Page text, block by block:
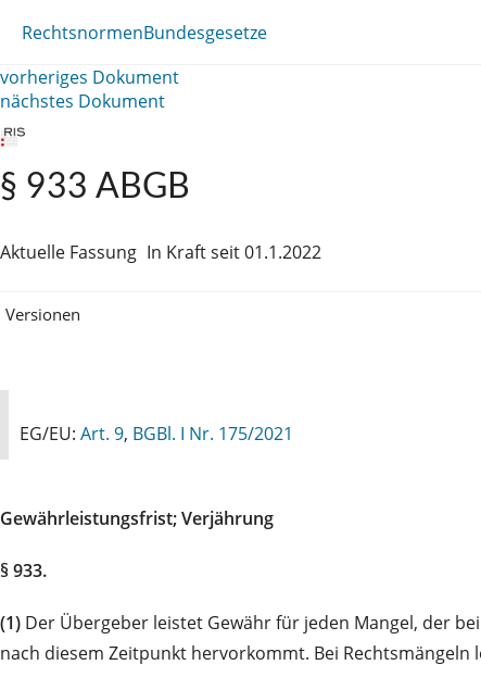
RechtsnormenBundesgesetze
vorheriges Dokument
nächstes Dokument
§ 933 ABGB
Aktuelle Fassung In Kraft seit 01.1.2022
Versionen
EG/EU: Art. 9, BGBl. I Nr. 175/2021
Gewährleistungsfrist; Verjährung
§ 933.
(1) Der Übergeber leistet Gewähr für jeden Mangel, der
nach diesem Zeitpunkt hervorkommt. Bei